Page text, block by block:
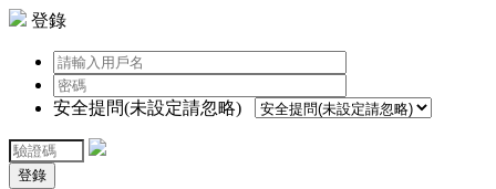
登錄
安全提問(未設定請忽略)
登錄